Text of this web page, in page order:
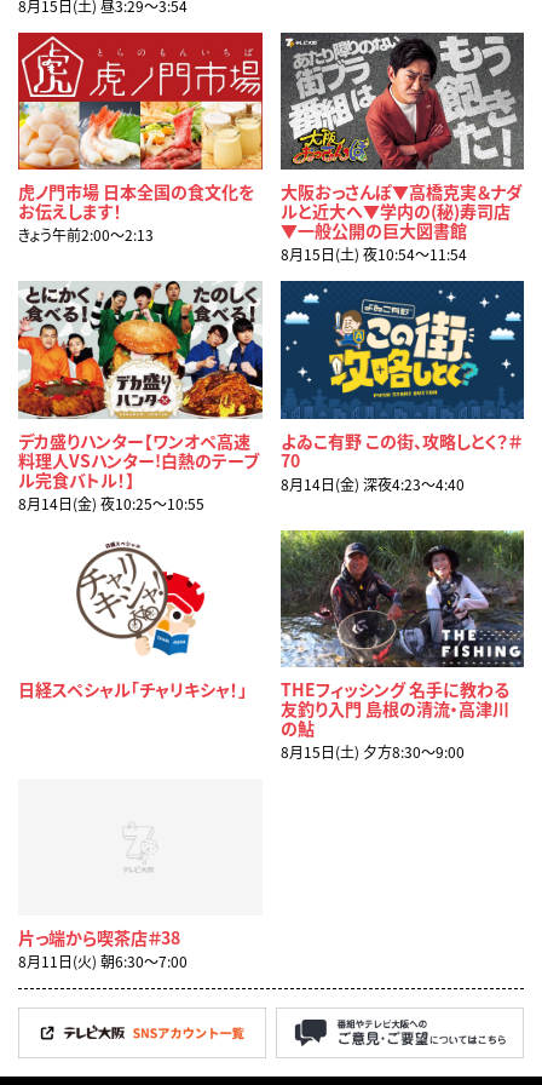
8月15日(土) 昼3:29〜3:54
虎ノ門市場 日本全国の食文化を
お伝えします！
きょう午前2:00〜2:13
大阪おっさんぽ▼高橋克実＆ナダ
ルと近大へ▼学内の(秘)寿司店
▼一般公開の巨大図書館
8月15日(土) 夜10:54〜11:54
デカ盛りハンター【ワンオペ高速
料理人VSハンター!白熱のテーブ
ル完食バトル！】
8月14日(金) 夜10:25〜10:55
よゐこ有野 この街、攻略しとく？＃
70
8月14日(金) 深夜4:23〜4:40
日経スペシャル「チャリキシャ！」
THEフィッシング 名手に教わる
友釣り入門 島根の清流・高津川
の鮎
8月15日(土) 夕方8:30〜9:00
片っ端から喫茶店＃38
8月11日(火) 朝6:30〜7:00